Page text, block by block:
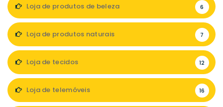
Loja de produtos de beleza 6
Loja de produtos naturais 7
Loja de tecidos 12
Loja de telemóveis 16